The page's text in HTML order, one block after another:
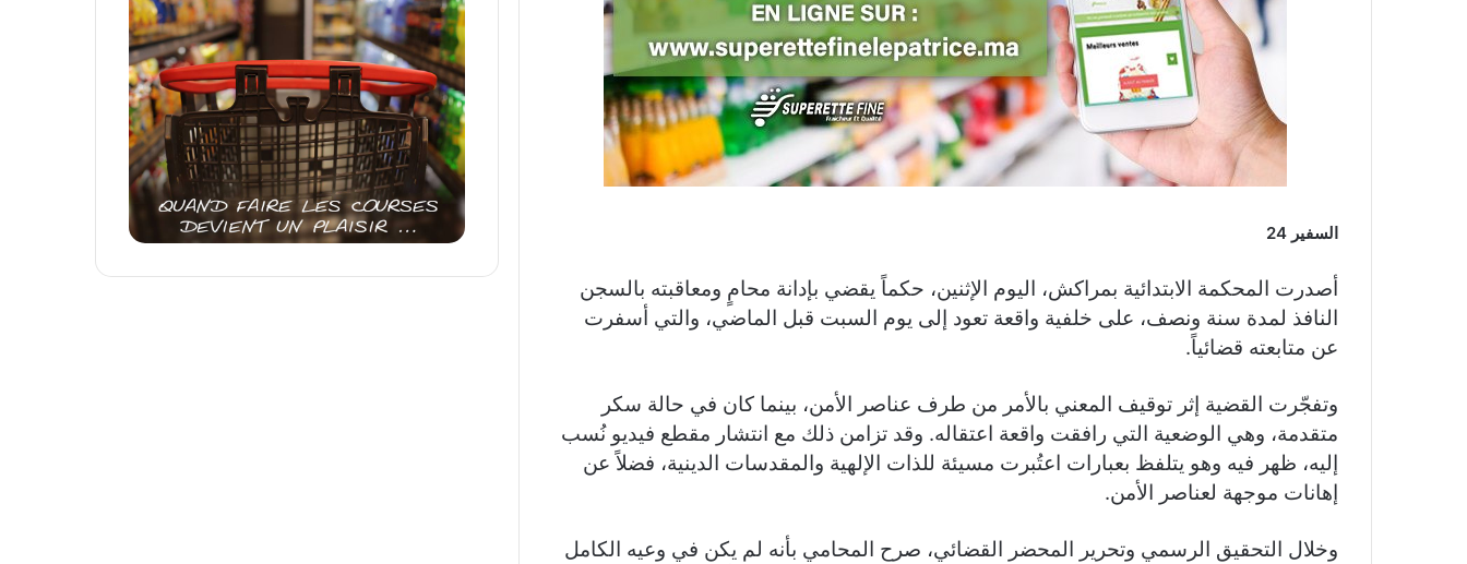
السفير 24
أصدرت المحكمة الابتدائية بمراكش، اليوم الإثنين، حكماً يقضي بإدانة محامٍ ومعاقبته بالسجن
النافذ لمدة سنة ونصف، على خلفية واقعة تعود إلى يوم السبت قبل الماضي، والتي أسفرت
عن متابعته قضائياً.
وتفجّرت القضية إثر توقيف المعني بالأمر من طرف عناصر الأمن، بينما كان في حالة سكر
متقدمة، وهي الوضعية التي رافقت واقعة اعتقاله. وقد تزامن ذلك مع انتشار مقطع فيديو نُسب
إليه، ظهر فيه وهو يتلفظ بعبارات اعتُبرت مسيئة للذات الإلهية والمقدسات الدينية، فضلاً عن
إهانات موجهة لعناصر الأمن.
وخلال التحقيق الرسمي وتحرير المحضر القضائي، صرح المحامي بأنه لم يكن في وعيه الكامل